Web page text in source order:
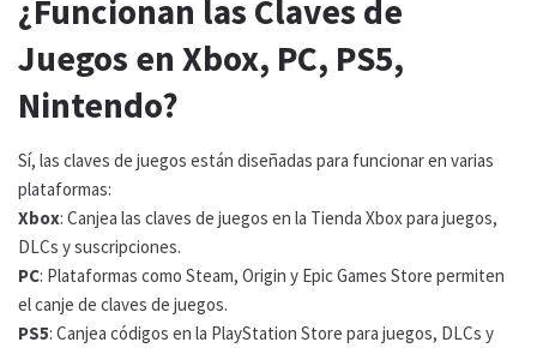
¿Funcionan las Claves de
Juegos en Xbox, PC, PS5,
Nintendo?
Sí, las claves de juegos están diseñadas para funcionar en varias
plataformas:
Xbox: Canjea las claves de juegos en la Tienda Xbox para juegos,
DLCs y suscripciones.
PC: Plataformas como Steam, Origin y Epic Games Store permiten
el canje de claves de juegos.
PS5: Canjea códigos en la PlayStation Store para juegos, DLCs y